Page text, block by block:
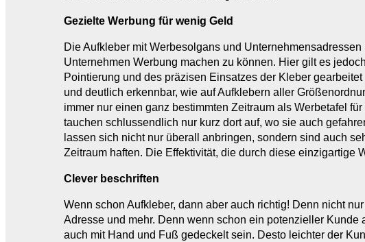
Gezielte Werbung für wenig Geld
Die Aufkleber mit Werbesolgans und
Unternehmen Werbung machen zu können. Hier gilt es
Pointierung und des präzisen Einsatzes der Kleber
und deutlich erkennbar, wie auf Aufklebern aller
immer nur einen ganz bestimmten Zeitraum als Werbetafel
tauchen schlussendlich nur kurz dort auf, wo sie auch
lassen sich nicht nur überall anbringen, sondern sind auch
Zeitraum haften. Die Effektivität, die durch diese einzigartige
Clever beschriften
Wenn schon Aufkleber, dann aber auch richtig! Denn nicht
Adresse und mehr. Denn wenn schon ein potenzieller
auch mit Hand und Fuß gedeckelt sein. Desto leichter der